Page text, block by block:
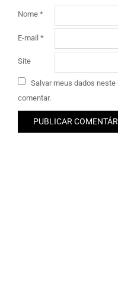
Nome *
E-mail *
Site
Salvar meus dados neste
comentar.